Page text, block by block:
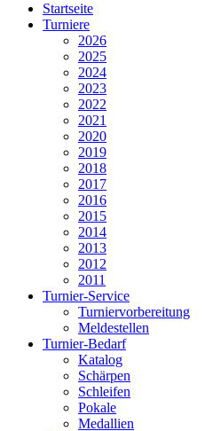
Startseite
Turniere
2026
2025
2024
2023
2022
2021
2020
2019
2018
2017
2016
2015
2014
2013
2012
2011
Turnier-Service
Turniervorbereitung
Meldestellen
Turnier-Bedarf
Katalog
Schärpen
Schleifen
Pokale
Medallien